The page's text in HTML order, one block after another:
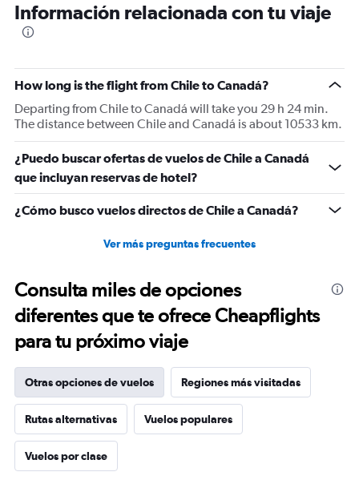
Información relacionada con tu viaje
How long is the flight from Chile to Canadá?
Departing from Chile to Canadá will take you 29 h 24 min.
The distance between Chile and Canadá is about 10533 km.
¿Puedo buscar ofertas de vuelos de Chile a Canadá
que incluyan reservas de hotel?
¿Cómo busco vuelos directos de Chile a Canadá?
Ver más preguntas frecuentes
Consulta miles de opciones
diferentes que te ofrece Cheapflights
para tu próximo viaje
Otras opciones de vuelos Regiones más visitadas
Rutas alternativas Vuelos populares
Vuelos por clase